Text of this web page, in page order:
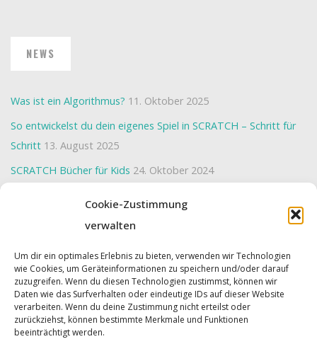
Cookie-Zustimmung
verwalten
Um dir ein optimales Erlebnis zu bieten, verwenden wir Technologien
wie Cookies, um Geräteinformationen zu speichern und/oder darauf
zuzugreifen. Wenn du diesen Technologien zustimmst, können wir
Daten wie das Surfverhalten oder eindeutige IDs auf dieser Website
verarbeiten. Wenn du deine Zustimmung nicht erteilst oder
zurückziehst, können bestimmte Merkmale und Funktionen
beeinträchtigt werden.
NEWS
Was ist ein Algorithmus? 11. Oktober 2025
So entwickelst du dein eigenes Spiel in SCRATCH – Schritt für
Schritt 13. August 2025
SCRATCH Bücher für Kids 24. Oktober 2024
Powered byRoseta&WordPress.